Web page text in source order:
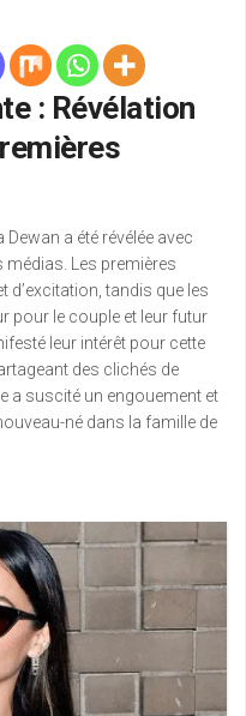
: Révélation
Dewan a été révélée avec
Les premières
d’excitation, tandis que les
pour le couple et leur futur
leur intérêt pour cette
des clichés de
a suscité un engouement et
né dans la famille de